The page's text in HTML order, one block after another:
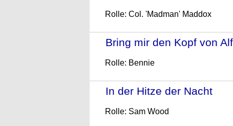
Rolle: Col. 'Madman' Maddox
Bring mir den Kopf von
Rolle: Bennie
In der Hitze der Nacht
Rolle: Sam Wood